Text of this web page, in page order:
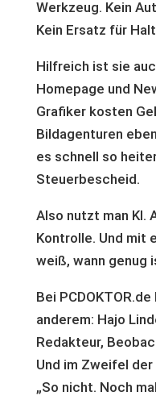
Werkzeug. Kein
Kein Ersatz für
Hilfreich ist sie
Homepage und
Grafiker kosten
Bildagenturen
es schnell so
Steuerbescheid.
Also nutzt man KI.
Kontrolle. Und mit
weiß, wann genug
Bei
anderem: Hajo
Redakteur,
Und im Zweifel der
„So nicht. Noch